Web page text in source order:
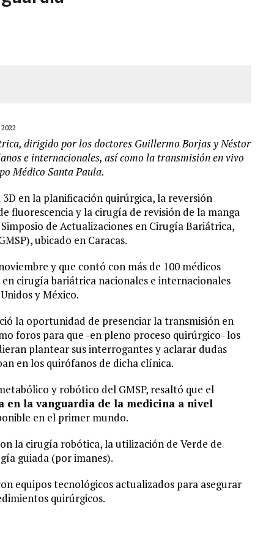
UNO PERDIÓ LA VIDA
dirigido por los doctores Guillermo Borjas y Néstor
e internacionales, así como la transmisión en vivo
Médico Santa Paula.
en la planificación quirúrgica, la reversión
fluorescencia y la cirugía de revisión de la manga
de Actualizaciones en Cirugía Bariátrica,
ubicado en Caracas.
y que contó con más de 100 médicos
cirugía bariátrica nacionales e internacionales
y México.
la oportunidad de presenciar la transmisión en
foros para que -en pleno proceso quirúrgico- los
plantear sus interrogantes y aclarar dudas
en los quirófanos de dicha clínica.
y robótico del GMSP, resaltó que el
en la vanguardia de la medicina a nivel
en el primer mundo.
la cirugía robótica, la utilización de Verde de
guiada (por imanes).
equipos tecnológicos actualizados para asegurar
quirúrgicos.